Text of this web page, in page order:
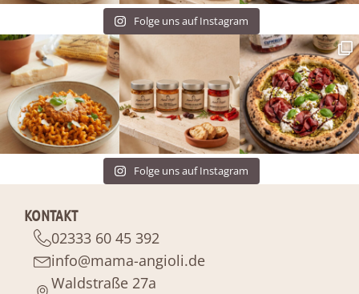
Folge uns auf Instagram
Folge uns auf Instagram
KONTAKT
02333 60 45 392
info@mama-angioli.de
Waldstraße 27a